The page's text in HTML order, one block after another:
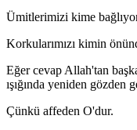
Ümitlerimizi kime
Korkularımızı kimin
Eğer cevap Allah'tan
ışığında yeniden gözden
Çünkü affeden O'dur.